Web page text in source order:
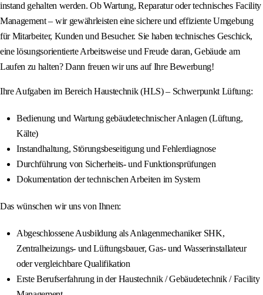
instand gehalten werden. Ob Wartung, Reparatur oder technisches Facility
Management – wir gewährleisten eine sichere und effiziente Umgebung
für Mitarbeiter, Kunden und Besucher. Sie haben technisches Geschick,
eine lösungsorientierte Arbeitsweise und Freude daran, Gebäude am
Laufen zu halten? Dann freuen wir uns auf Ihre Bewerbung!
Ihre Aufgaben im Bereich Haustechnik (HLS) – Schwerpunkt Lüftung:
Bedienung und Wartung gebäudetechnischer Anlagen (Lüftung,
Kälte)
Instandhaltung, Störungsbeseitigung und Fehlerdiagnose
Durchführung von Sicherheits- und Funktionsprüfungen
Dokumentation der technischen Arbeiten im System
Das wünschen wir uns von Ihnen:
Abgeschlossene Ausbildung als Anlagenmechaniker SHK,
Zentralheizungs- und Lüftungsbauer, Gas- und Wasserinstallateur
oder vergleichbare Qualifikation
Erste Berufserfahrung in der Haustechnik / Gebäudetechnik / Facility